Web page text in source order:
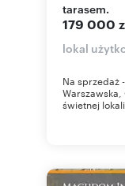
tarasem.
179 000
lokal
Na sprzedaż
Warszawska,
świetnej